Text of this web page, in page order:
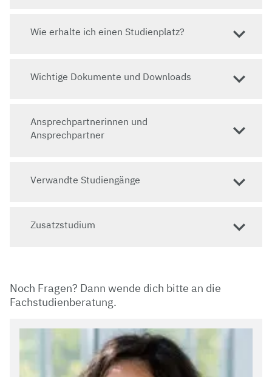
Wie erhalte ich einen Studienplatz?
Wichtige Dokumente und Downloads
Ansprechpartnerinnen und
Ansprechpartner
Verwandte Studiengänge
Zusatzstudium
Noch Fragen? Dann wende dich bitte an die
Fachstudienberatung.